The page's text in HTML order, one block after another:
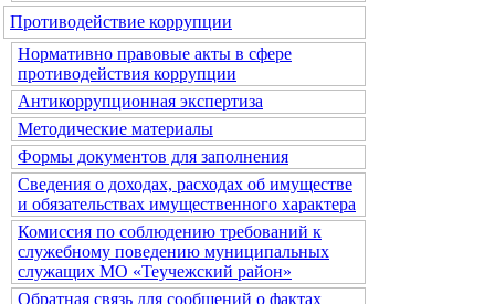
Противодействие коррупции
Нормативно правовые акты в сфере
противодействия коррупции
Антикоррупционная экспертиза
Методические материалы
Формы документов для заполнения
Сведения о доходах, расходах об имуществе
и обязательствах имущественного характера
Комиссия по соблюдению требований к
служебному поведению муниципальных
служащих МО «Теучежский район»
Обратная связь для сообщений о фактах